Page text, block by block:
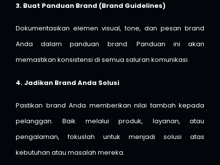
3. Buat Panduan Brand (Brand Guidelines)
Dokumentasikan elemen visual, tone, dan pesan brand
Anda dalam panduan brand. Panduan ini akan
memastikan konsistensi di semua saluran komunikasi.
4. Jadikan Brand Anda Solusi
Pastikan brand Anda memberikan nilai tambah kepada
pelanggan. Baik melalui produk, layanan, atau
pengalaman, fokuslah untuk menjadi solusi atas
kebutuhan atau masalah mereka.